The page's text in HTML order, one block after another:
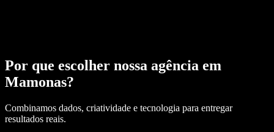
Por que escolher nossa agência em
Mamonas?
Combinamos dados, criatividade e tecnologia para entregar
resultados reais.